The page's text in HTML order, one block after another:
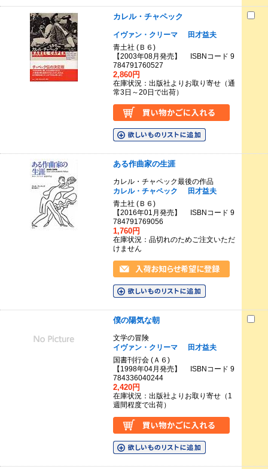
カレル・チャペック
イヴァン・クリーマ
田才益夫
青土社 (Ｂ６)
【2003年08月発売】 ISBNコード 9
784791760527
2,860円
在庫状況：出版社よりお取り寄せ（通
常3日～20日で出荷）
ある作曲家の生涯
カレル・チャペック最後の作品
カレル・チャペック
田才益夫
青土社 (Ｂ６)
【2016年01月発売】 ISBNコード 9
784791769056
1,760円
在庫状況：品切れのためご注文いただ
けません
僕の陽気な朝
文学の冒険
イヴァン・クリーマ
田才益夫
国書刊行会 (Ａ６)
【1998年04月発売】 ISBNコード 9
784336040244
2,420円
在庫状況：出版社よりお取り寄せ（1
週間程度で出荷）